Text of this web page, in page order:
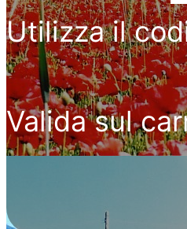
Utilizza il
Valida sul